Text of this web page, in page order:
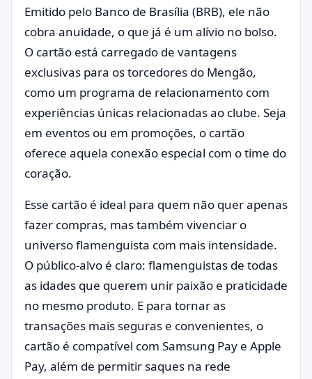
Emitido pelo Banco de Brasília (BRB), ele não
cobra anuidade, o que já é um alívio no bolso.
O cartão está carregado de vantagens
exclusivas para os torcedores do Mengão,
como um programa de relacionamento com
experiências únicas relacionadas ao clube. Seja
em eventos ou em promoções, o cartão
oferece aquela conexão especial com o time do
coração.
Esse cartão é ideal para quem não quer apenas
fazer compras, mas também vivenciar o
universo flamenguista com mais intensidade.
O público-alvo é claro: flamenguistas de todas
as idades que querem unir paixão e praticidade
no mesmo produto. E para tornar as
transações mais seguras e convenientes, o
cartão é compatível com Samsung Pay e Apple
Pay, além de permitir saques na rede